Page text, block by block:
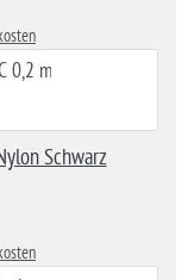
Schwarz